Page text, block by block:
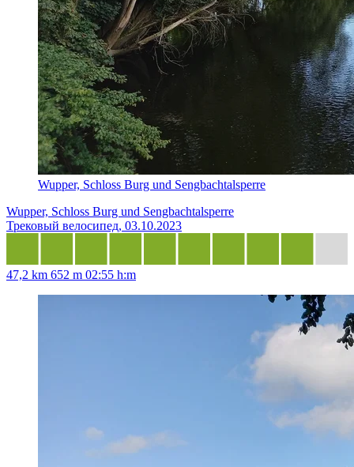
Wupper, Schloss Burg und Sengbachtalsperre
Wupper, Schloss Burg und Sengbachtalsperre
Трековый велосипед, 03.10.2023
47,2 km 652 m 02:55 h:m